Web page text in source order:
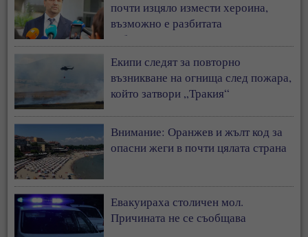
почти изцяло измести хероина,
възможно е разбитата
лаборатория да е единствената у
нас
Екипи следят за повторно
възникване на огнища след пожара,
който затвори „Тракия“
Внимание: Оранжев и жълт код за
опасни жеги в почти цялата страна
Евакуираха столичен мол.
Причината не се съобщава